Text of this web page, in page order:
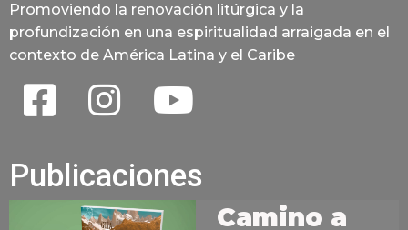
Promoviendo la renovación litúrgica y la
profundización en una espiritualidad arraigada en el
contexto de América Latina y el Caribe
Publicaciones
Camino a